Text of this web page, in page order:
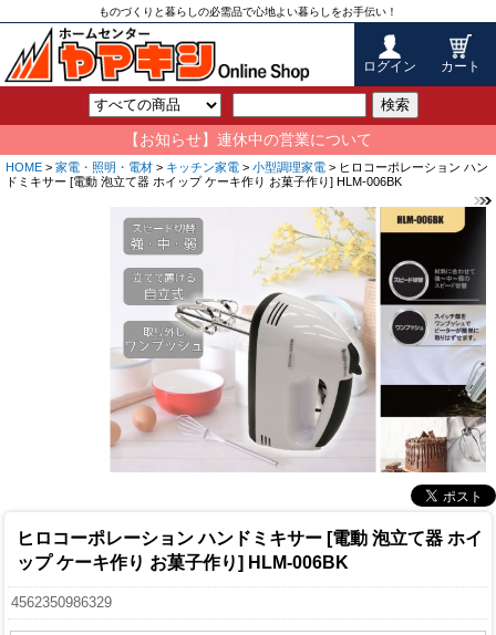
ものづくりと暮らしの必需品で心地よい暮らしをお手伝い！
ログイン カート
検索
【お知らせ】連休中の営業について
HOME > 家電・照明・電材 > キッチン家電 > 小型調理家電 > ヒロコーポレーション ハン
ドミキサー [電動 泡立て器 ホイップ ケーキ作り お菓子作り] HLM-006BK
ヒロコーポレーション ハンドミキサー [電動 泡立て器 ホイ
ップ ケーキ作り お菓子作り] HLM-006BK
4562350986329